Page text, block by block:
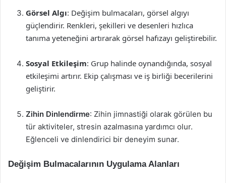
Görsel Algı: Değişim bulmacaları, görsel algıyı
güçlendirir. Renkleri, şekilleri ve desenleri hızlıca
tanıma yeteneğini artırarak görsel hafızayı geliştirebilir.
Sosyal Etkileşim: Grup halinde oynandığında, sosyal
etkileşimi artırır. Ekip çalışması ve iş birliği becerilerini
geliştirir.
Zihin Dinlendirme: Zihin jimnastiği olarak görülen bu
tür aktiviteler, stresin azalmasına yardımcı olur.
Eğlenceli ve dinlendirici bir deneyim sunar.
Değişim Bulmacalarının Uygulama Alanları